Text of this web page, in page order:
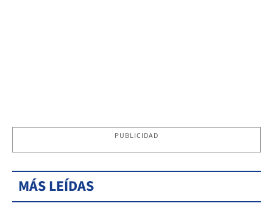
PUBLICIDAD
MÁS LEÍDAS